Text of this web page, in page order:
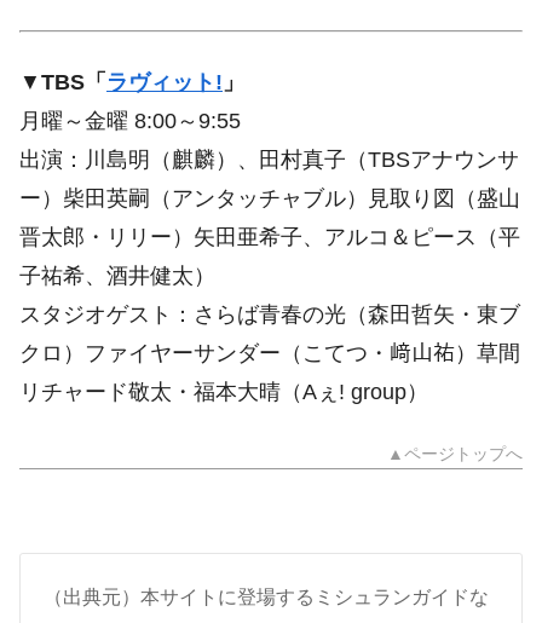
▼ TBS「 ラヴィット! 」
月曜～金曜 8:00～9:55
出演：川島明（麒麟）、田村真子（TBSアナウンサ
ー）柴田英嗣（アンタッチャブル）見取り図（盛山
晋太郎・リリー）矢田亜希子、アルコ＆ピース（平
子祐希、酒井健太）
スタジオゲスト：さらば青春の光（森田哲矢・東ブ
クロ）ファイヤーサンダー（こてつ・﨑山祐）草間
リチャード敬太・福本大晴（Aぇ! group）
▲ページトップへ
（出典元）本サイトに登場するミシュランガイドな